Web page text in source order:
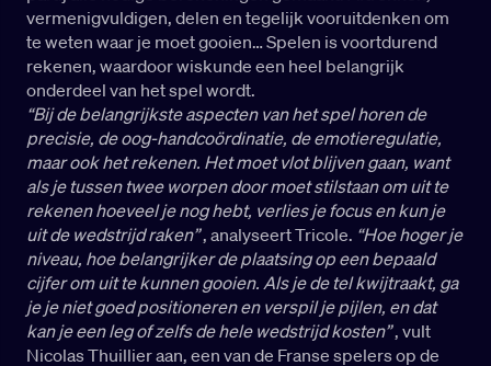
vermenigvuldigen, delen en tegelijk vooruitdenken om
te weten waar je moet gooien… Spelen is voortdurend
rekenen, waardoor wiskunde een heel belangrijk
onderdeel van het spel wordt.
“Bij de belangrijkste aspecten van het spel horen de
precisie, de oog-handcoördinatie, de emotieregulatie,
maar ook het rekenen. Het moet vlot blijven gaan, want
als je tussen twee worpen door moet stilstaan om uit te
rekenen hoeveel je nog hebt, verlies je focus en kun je
uit de wedstrijd raken”, analyseert Tricole. “Hoe hoger je
niveau, hoe belangrijker de plaatsing op een bepaald
cijfer om uit te kunnen gooien. Als je de tel kwijtraakt, ga
je je niet goed positioneren en verspil je pijlen, en dat
kan je een leg of zelfs de hele wedstrijd kosten”, vult
Nicolas Thuillier aan, een van de Franse spelers op de